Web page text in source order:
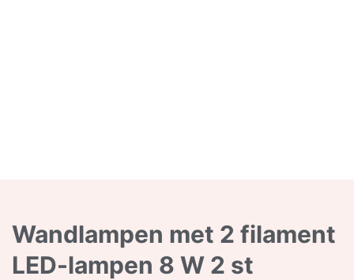
Wandlampen met 2 filament
LED-lampen 8 W 2 st